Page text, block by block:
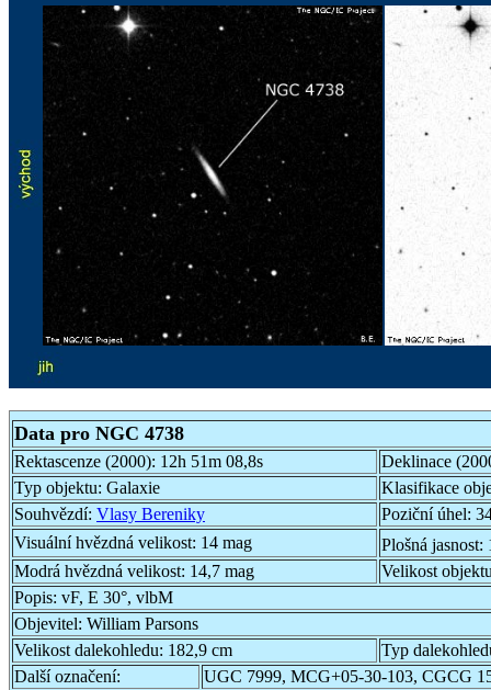
Data pro NGC 4738
Rektascenze (2000): 12h 51m 08,8s
Deklinace
Typ objektu: Galaxie
Klasifikace
Souhvězdí: Vlasy Bereniky Poziční úhel:
Visuální hvězdná velikost: 14 mag Plošná jasnost:
Modrá hvězdná velikost: 14,7 mag
Velikost
Popis: vF, E 30°, vlbM
Objevitel: William Parsons
Velikost dalekohledu: 182,9 cm
Typ
Další označení:
UGC 7999, MCG+05-30-103, CGCG